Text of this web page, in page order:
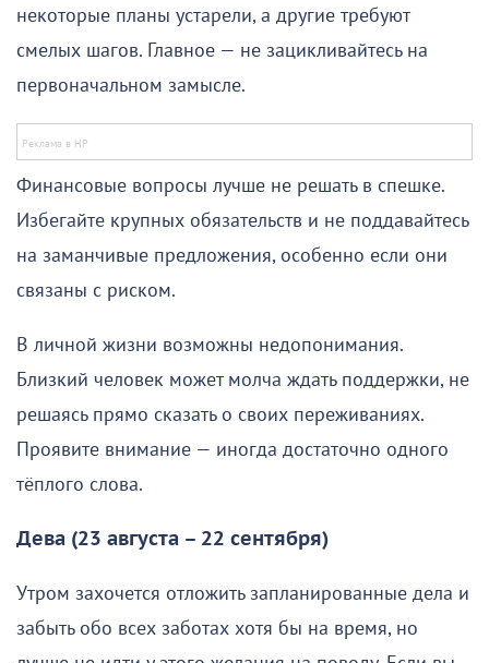
некоторые планы устарели, а другие требуют
смелых шагов. Главное — не зацикливайтесь на
первоначальном замысле.
Финансовые вопросы лучше не решать в спешке.
Избегайте крупных обязательств и не поддавайтесь
на заманчивые предложения, особенно если они
связаны с риском.
В личной жизни возможны недопонимания.
Близкий человек может молча ждать поддержки, не
решаясь прямо сказать о своих переживаниях.
Проявите внимание — иногда достаточно одного
тёплого слова.
Дева (23 августа – 22 сентября)
Утром захочется отложить запланированные дела и
забыть обо всех заботах хотя бы на время, но